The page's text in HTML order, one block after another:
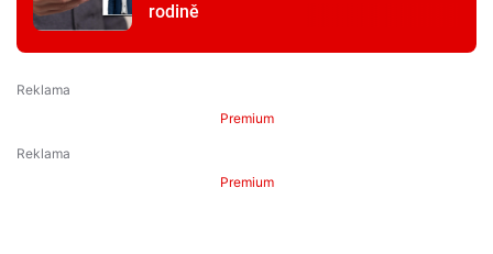
rodině
Premium
Premium